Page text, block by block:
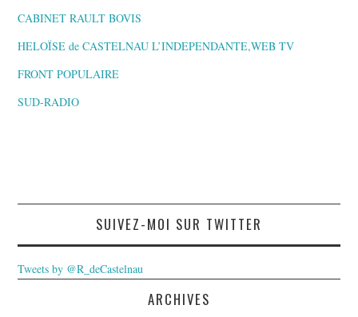
CABINET RAULT BOVIS
HELOÏSE de CASTELNAU L’INDEPENDANTE,WEB TV
FRONT POPULAIRE
SUD-RADIO
SUIVEZ-MOI SUR TWITTER
Tweets by @R_deCastelnau
ARCHIVES